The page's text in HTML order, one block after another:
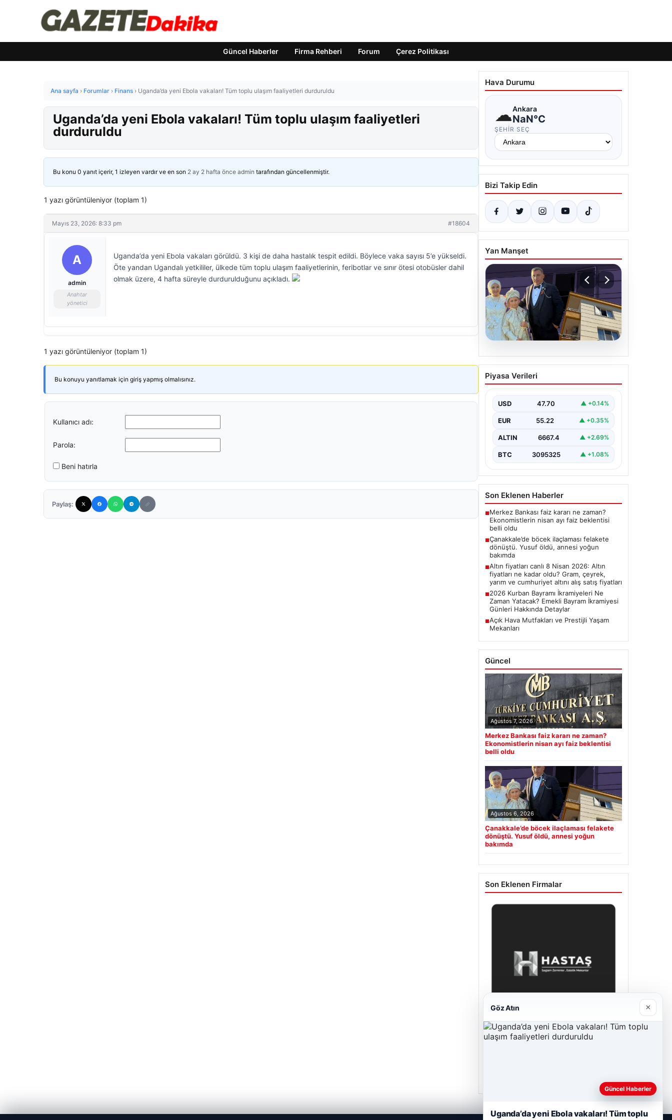
Güncel Haberler Firma Rehberi Forum Çerez Politikası
Ana sayfa › Forumlar › Finans › Uganda’da yeni Ebola vakaları! Tüm toplu ulaşım faaliyetleri durduruldu
Uganda’da yeni Ebola vakaları! Tüm toplu ulaşım faaliyetleri
durduruldu
Bu konu 0 yanıt içerir, 1 izleyen vardır ve en son 2 ay 2 hafta önce admin tarafından güncellenmiştir.
1 yazı görüntüleniyor (toplam 1)
Mayıs 23, 2026: 8:33 pm #18604
A
admin
Anahtar
yönetici
Uganda’da yeni Ebola vakaları görüldü. 3 kişi de daha hastalık tespit edildi. Böylece vaka sayısı 5’e yükseldi.
Öte yandan Ugandalı yetkililer, ülkede tüm toplu ulaşım faaliyetlerinin, feribotlar ve sınır ötesi otobüsler dahil
olmak üzere, 4 hafta süreyle durdurulduğunu açıkladı.
1 yazı görüntüleniyor (toplam 1)
Bu konuyu yanıtlamak için giriş yapmış olmalısınız.
Kullanıcı adı:
Parola:
Beni hatırla
Paylaş:
Hava Durumu
☁Ankara
NaN°C
ŞEHIR SEÇ
Bizi Takip Edin
Yan Manşet
Çanakkale’de böcek
ilaçlaması felakete
annesi yoğun bakımda
Piyasa Verileri
USD 47.70 ▲ +0.14%
EUR 55.22 ▲ +0.35%
ALTIN 6667.4 ▲ +2.69%
BTC 3095325 ▲ +1.08%
Son Eklenen Haberler
■Merkez Bankası faiz kararı ne zaman?
Ekonomistlerin nisan ayı faiz beklentisi
belli oldu
■Çanakkale’de böcek ilaçlaması felakete
dönüştü. Yusuf öldü, annesi yoğun
bakımda
■Altın fiyatları canlı 8 Nisan 2026: Altın
fiyatları ne kadar oldu? Gram, çeyrek,
yarım ve cumhuriyet altını alış satış fiyatları
■2026 Kurban Bayramı İkramiyeleri Ne
Zaman Yatacak? Emekli Bayram İkramiyesi
Günleri Hakkında Detaylar
■Açık Hava Mutfakları ve Prestijli Yaşam
Mekanları
Güncel
Ağustos 7, 2026
Merkez Bankası faiz kararı ne zaman?
Ekonomistlerin nisan ayı faiz beklentisi
belli oldu
Ağustos 6, 2026
Çanakkale’de böcek ilaçlaması felakete
dönüştü. Yusuf öldü, annesi yoğun
bakımda
Son Eklenen Firmalar
Hastaş Beton
Göz Atın ×
Güncel Haberler
Uganda’da yeni Ebola vakaları! Tüm toplu